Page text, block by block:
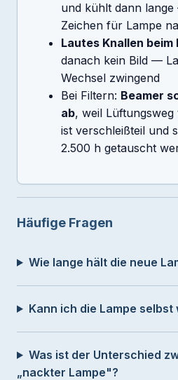
und kühlt dann
Zeichen für Lampe
Lautes Knallen beim
danach kein Bild —
Wechsel zwingend
Bei Filtern: Beamer
ab, weil
ist verschleißteil und
2.500 h getauscht
Häufige Fragen
Wie lange hält die neue
Kann ich die Lampe selbst
Was ist der Unterschied
„nackter Lampe"?